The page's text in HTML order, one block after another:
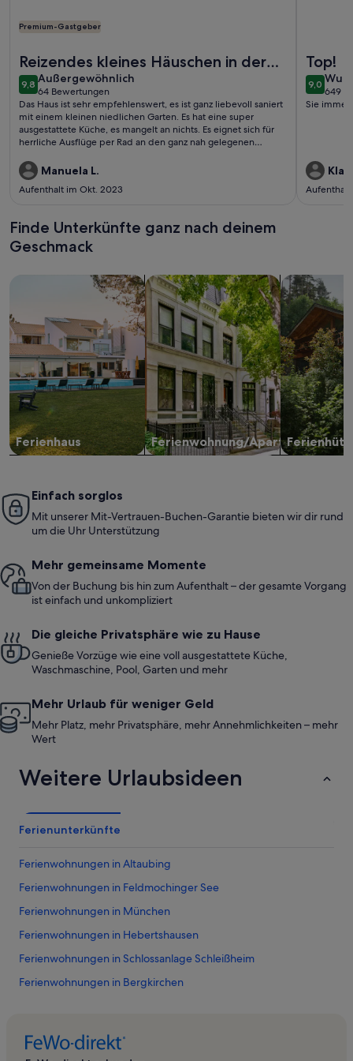
Premium-Gastgeber
Reizendes kleines Häuschen in der
Nähe des Ammersees
9,89,8 von 10
Außergewöhnlich
außergewöhnlich
64 Bewertungen
(64
bewertungen)
Das Haus ist sehr empfehlenswert, es ist ganz liebevoll saniert
mit einem kleinen niedlichen Garten. Es hat eine super
ausgestattete Küche, es mangelt an nichts. Es eignet sich für
herrliche Ausflüge per Rad an den ganz nah gelegenen
und 3 Teenager unterwegs.
Manuela L.
Aufenthalt im Okt. 2023
Top!
9,09,0 von
649
(649
Sie immer
Finde Unterkünfte ganz nach deinem
Geschmack
Ferienhaus
Suche nach Ferienhäusern
Ferienwohnung/Apartment
Suche nach Ferienwohnungen oder
Suche nach
Einfach sorglos
Mit unserer Mit-Vertrauen-Buchen-Garantie bieten wir dir rund
um die Uhr Unterstützung
Mehr gemeinsame Momente
Von der Buchung bis hin zum Aufenthalt – der gesamte Vorgang
ist einfach und unkompliziert
Die gleiche Privatsphäre wie zu Hause
Genieße Vorzüge wie eine voll ausgestattete Küche,
Waschmaschine, Pool, Garten und mehr
Mehr Urlaub für weniger Geld
Mehr Platz, mehr Privatsphäre, mehr Annehmlichkeiten – mehr
Wert
Weitere Urlaubsideen
Ferienunterkünfte
Ferienwohnungen in Altaubing
Ferienwohnungen in Feldmochinger See
Ferienwohnungen in München
Ferienwohnungen in Hebertshausen
Ferienwohnungen in Schlossanlage Schleißheim
Ferienwohnungen in Bergkirchen
Ferienwohnungen in Gröbenzell